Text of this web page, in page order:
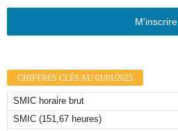
M'inscrire
CHIFFRES CLÉS AU 01/01/2025
SMIC horaire brut
SMIC (151,67 heures)